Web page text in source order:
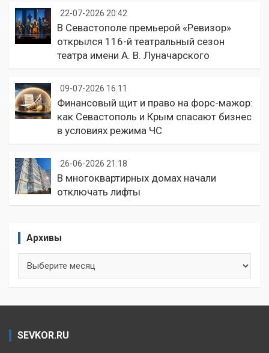
22-07-2026 20:42
В Севастополе премьерой «Ревизор»
открылся 116-й театральный сезон
театра имени А. В. Луначарского
09-07-2026 16:11
Финансовый щит и право на форс-мажор:
как Севастополь и Крым спасают бизнес
в условиях режима ЧС
26-06-2026 21:18
В многоквартирных домах начали
отключать лифты
Архивы
SEVKOR.RU